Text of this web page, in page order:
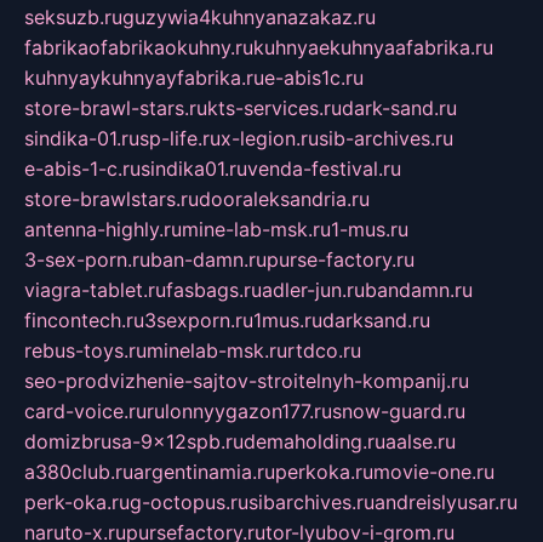
seksuzb.ruguzywia4kuhnyanazakaz.ru
fabrikaofabrikaokuhny.rukuhnyaekuhnyaafabrika.ru
kuhnyaykuhnyayfabrika.rue-abis1c.ru
store-brawl-stars.rukts-services.rudark-sand.ru
sindika-01.rusp-life.rux-legion.rusib-archives.ru
e-abis-1-c.rusindika01.ruvenda-festival.ru
store-brawlstars.rudooraleksandria.ru
antenna-highly.rumine-lab-msk.ru1-mus.ru
3-sex-porn.ruban-damn.rupurse-factory.ru
viagra-tablet.rufasbags.ruadler-jun.rubandamn.ru
fincontech.ru3sexporn.ru1mus.rudarksand.ru
rebus-toys.ruminelab-msk.rurtdco.ru
seo-prodvizhenie-sajtov-stroitelnyh-kompanij.ru
card-voice.rurulonnyygazon177.rusnow-guard.ru
domizbrusa-9x12spb.rudemaholding.ruaalse.ru
a380club.ruargentinamia.ruperkoka.rumovie-one.ru
perk-oka.rug-octopus.rusibarchives.ruandreislyusar.ru
naruto-x.rupursefactory.rutor-lyubov-i-grom.ru